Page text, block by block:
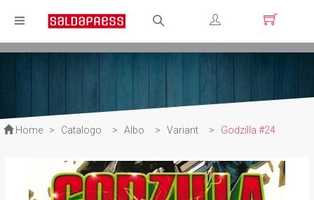
Registrati
Home > Catalogo > Albo > Variant > Godzilla #24